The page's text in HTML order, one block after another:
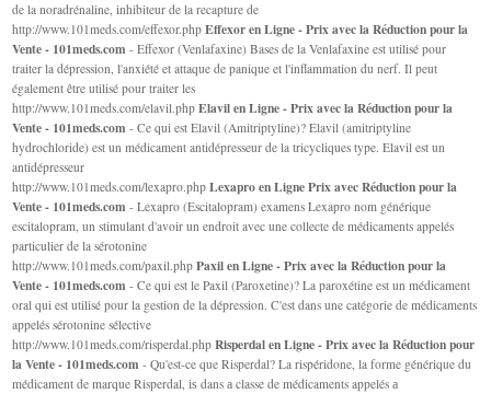
de la noradrénaline, inhibiteur de la recapture de
http://www.101meds.com/effexor.phpEffexor en Ligne - Prix avec la Réduction pour la
Vente - 101meds.com - Effexor (Venlafaxine) Bases de la Venlafaxine est utilisé pour
traiter la dépression, l'anxiété et attaque de panique et l'inflammation du nerf. Il peut
également être utilisé pour traiter les
http://www.101meds.com/elavil.phpElavil en Ligne - Prix avec la Réduction pour la
Vente - 101meds.com - Ce qui est Elavil (Amitriptyline)? Elavil (amitriptyline
hydrochloride) est un médicament antidépresseur de la tricycliques type. Elavil est un
antidépresseur
http://www.101meds.com/lexapro.phpLexapro en Ligne Prix avec Réduction pour la
Vente - 101meds.com - Lexapro (Escitalopram) examens Lexapro nom générique
escitalopram, un stimulant d'avoir un endroit avec une collecte de médicaments appelés
particulier de la sérotonine
http://www.101meds.com/paxil.phpPaxil en Ligne - Prix avec la Réduction pour la
Vente - 101meds.com - Ce qui est le Paxil (Paroxetine)? La paroxétine est un médicament
oral qui est utilisé pour la gestion de la dépression. C'est dans une catégorie de médicaments
appelés sérotonine sélective
http://www.101meds.com/risperdal.phpRisperdal en Ligne - Prix avec la Réduction pour
la Vente - 101meds.com - Qu'est-ce que Risperdal? La rispéridone, la forme générique du
médicament de marque Risperdal, іѕ dans а classe de médicaments appelés а